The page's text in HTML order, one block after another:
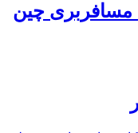
مسافربری چین